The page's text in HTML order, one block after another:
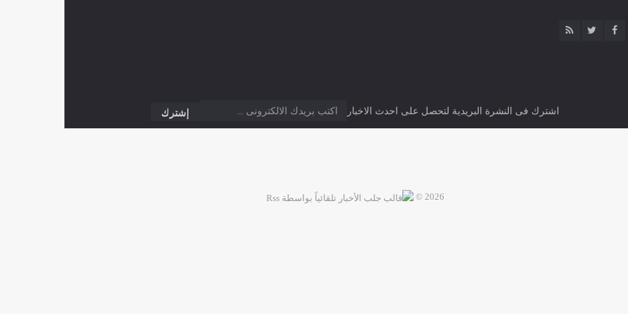
اشترك فى النشرة البريدية لتحصل على احدث الاخبار
2026 ©